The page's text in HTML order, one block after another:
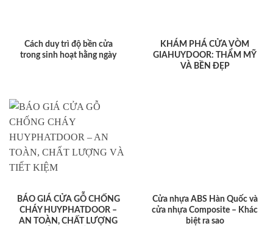
Cách duy trì độ bền cửa
trong sinh hoạt hằng ngày
KHÁM PHÁ CỬA VÒM
GIAHUYDOOR: THẨM MỸ
VÀ BỀN ĐẸP
BÁO GIÁ CỬA GỖ CHỐNG
CHÁY HUYPHATDOOR –
AN TOÀN, CHẤT LƯỢNG
Cửa nhựa ABS Hàn Quốc và
cửa nhựa Composite – Khác
biệt ra sao